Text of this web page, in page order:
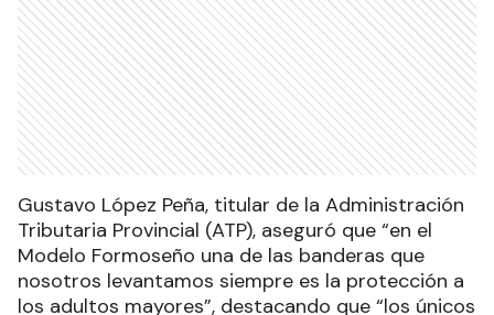
Gustavo López Peña, titular de la Administración
Tributaria Provincial (ATP), aseguró que “en el
Modelo Formoseño una de las banderas que
nosotros levantamos siempre es la protección a
los adultos mayores”, destacando que “los únicos